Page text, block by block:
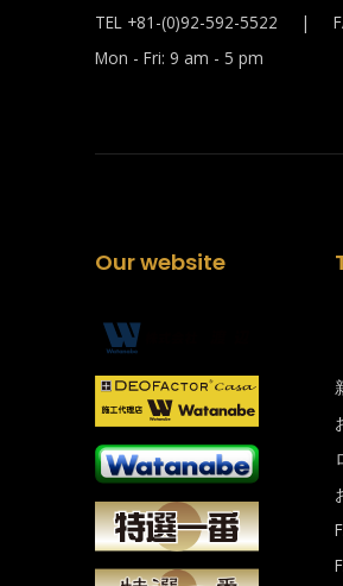
TEL +81-(0)92-592-5522 |
Mon - Fri: 9 am - 5 pm
Our website